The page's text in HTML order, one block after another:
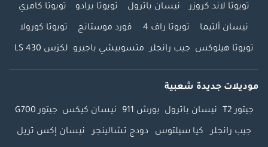
تويوتا لاند كروزر نيسان باترول تويوتا برادو تويوتا كامري
نيسان ألتيما تويوتا راف 4 فورد موستانج تويوتا كورولا
تويوتا هيلوكس جيب رانجلر متسوبيشي باجيرو لكزس LS 430
موديلات جديدة شعبية
جيتور T2 نيسان باترول بورش 911 نيسان كيكس جيتور G700
جيب رانجلر كيا سيلتوس دودج تشالينجر نيسان إكس تريل